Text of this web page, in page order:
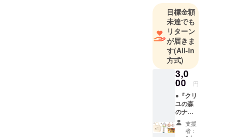
ズを扱う雑
貨店に勤務
しながら、
その合間を
縫って創作
活動をして
います。
今回のクラ
ウドファン
ディングの
プロジェク
トをキッカ
目標金額
未達でも
リターン
が届きま
す(All-in
方式)
3,0
00 円
●『クリ
ユの森
のナル
ビィ』
グッズ
支援
者：